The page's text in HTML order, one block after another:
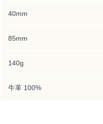
40mm
85mm
140g
牛革 100%